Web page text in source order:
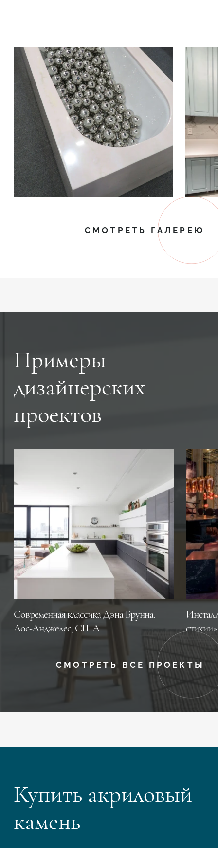
СМОТРЕТЬ ГАЛЕРЕЮ
Примеры
дизайнерских
проектов
Современная классика Дэна Брунна.
Лос-Анджелес, CША
СМОТРЕТЬ ВСЕ ПРОЕКТЫ
Купить акриловый
камень